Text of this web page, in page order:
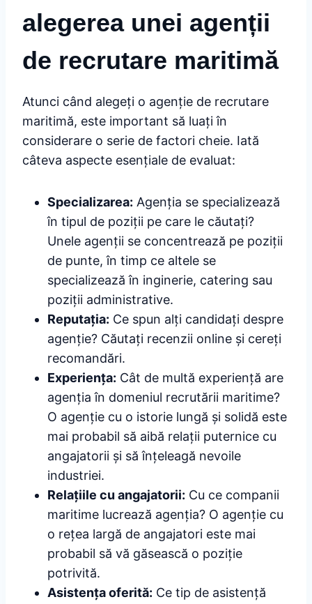
alegerea unei agenții
de recrutare maritimă
Atunci când alegeți o agenție de recrutare
maritimă, este important să luați în
considerare o serie de factori cheie. Iată
câteva aspecte esențiale de evaluat:
Specializarea: Agenția se specializează
în tipul de poziții pe care le căutați?
Unele agenții se concentrează pe poziții
de punte, în timp ce altele se
specializează în inginerie, catering sau
poziții administrative.
Reputația: Ce spun alți candidați despre
agenție? Căutați recenzii online și cereți
recomandări.
Experiența: Cât de multă experiență are
agenția în domeniul recrutării maritime?
O agenție cu o istorie lungă și solidă este
mai probabil să aibă relații puternice cu
angajatorii și să înțeleagă nevoile
industriei.
Relațiile cu angajatorii: Cu ce companii
maritime lucrează agenția? O agenție cu
o rețea largă de angajatori este mai
probabil să vă găsească o poziție
potrivită.
Asistența oferită: Ce tip de asistență